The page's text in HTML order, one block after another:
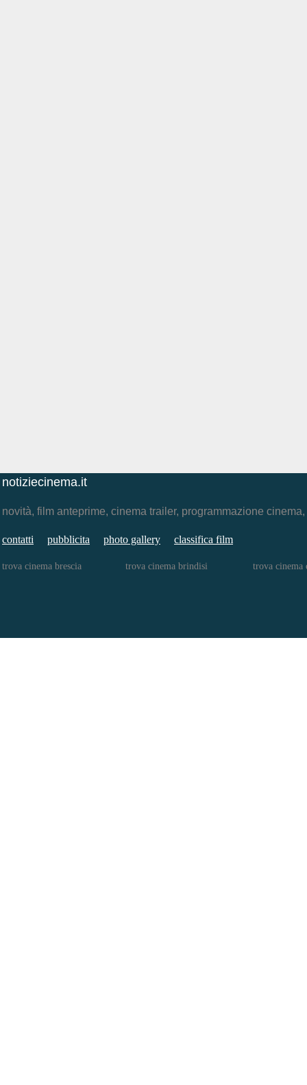
notiziecinema.it
novità, film anteprime, cinema trailer, programmazione
contatti pubblicita photo gallery classifica film
trova cinema brescia trova cinema brindisi trova cinema